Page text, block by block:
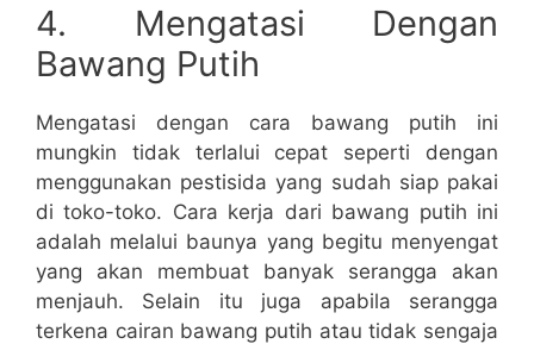
4. Mengatasi Dengan
Bawang Putih
Mengatasi dengan cara bawang putih ini
mungkin tidak terlalui cepat seperti dengan
menggunakan pestisida yang sudah siap pakai
di toko-toko. Cara kerja dari bawang putih ini
adalah melalui baunya yang begitu menyengat
yang akan membuat banyak serangga akan
menjauh. Selain itu juga apabila serangga
terkena cairan bawang putih atau tidak sengaja